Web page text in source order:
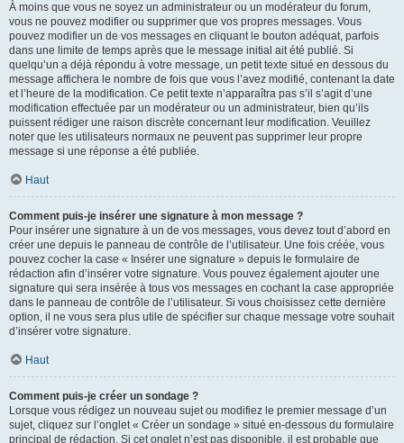
À moins que vous ne soyez un administrateur ou un modérateur du forum,
vous ne pouvez modifier ou supprimer que vos propres messages. Vous
pouvez modifier un de vos messages en cliquant le bouton adéquat, parfois
dans une limite de temps après que le message initial ait été publié. Si
quelqu’un a déjà répondu à votre message, un petit texte situé en dessous du
message affichera le nombre de fois que vous l’avez modifié, contenant la date
et l’heure de la modification. Ce petit texte n’apparaîtra pas s’il s’agit d’une
modification effectuée par un modérateur ou un administrateur, bien qu’ils
puissent rédiger une raison discrète concernant leur modification. Veuillez
noter que les utilisateurs normaux ne peuvent pas supprimer leur propre
message si une réponse a été publiée.
Haut
Comment puis-je insérer une signature à mon message ?
Pour insérer une signature à un de vos messages, vous devez tout d’abord en
créer une depuis le panneau de contrôle de l’utilisateur. Une fois créée, vous
pouvez cocher la case « Insérer une signature » depuis le formulaire de
rédaction afin d’insérer votre signature. Vous pouvez également ajouter une
signature qui sera insérée à tous vos messages en cochant la case appropriée
dans le panneau de contrôle de l’utilisateur. Si vous choisissez cette dernière
option, il ne vous sera plus utile de spécifier sur chaque message votre souhait
d’insérer votre signature.
Haut
Comment puis-je créer un sondage ?
Lorsque vous rédigez un nouveau sujet ou modifiez le premier message d’un
sujet, cliquez sur l’onglet « Créer un sondage » situé en-dessous du formulaire
principal de rédaction. Si cet onglet n’est pas disponible, il est probable que